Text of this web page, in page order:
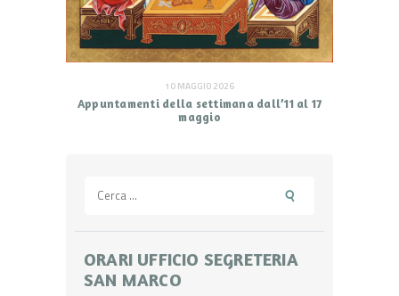
10 MAGGIO 2026
Appuntamenti della settimana dall’11 al 17
maggio
per:
ORARI UFFICIO SEGRETERIA
SAN MARCO